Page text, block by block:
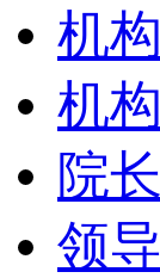
机
机
院
领